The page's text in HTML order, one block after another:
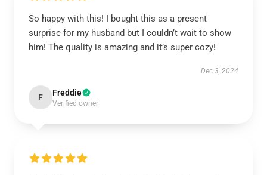
So happy with this! I bought this as a present
surprise for my husband but I couldn’t wait to show
him! The quality is amazing and it’s super cozy!
Dec 3, 2024
F Freddie
Verified owner